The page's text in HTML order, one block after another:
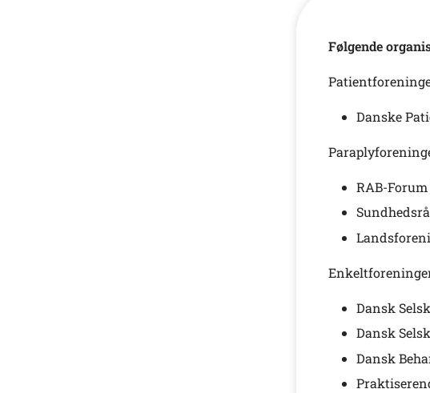
Følgende
Danske
RAB-Forum
Dansk
Dansk
Dansk